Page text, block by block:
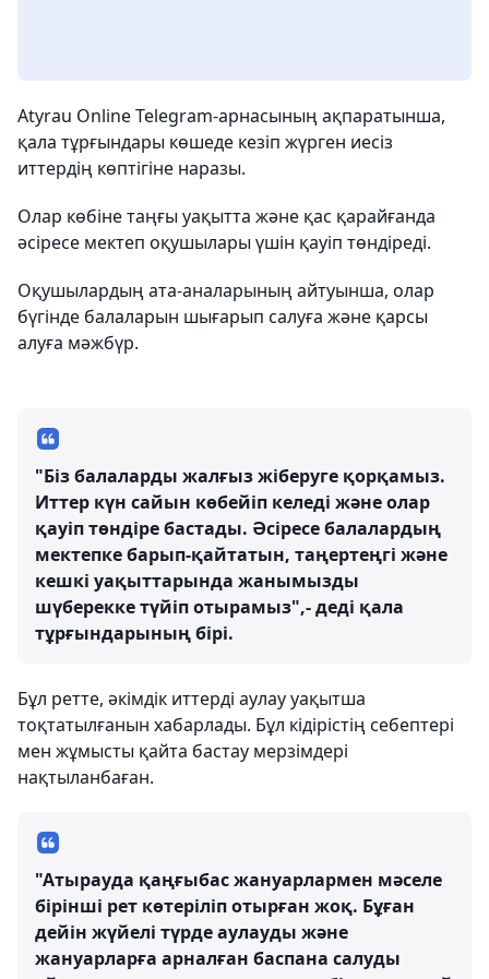
Atyrau Online Telegram-арнасының ақпаратынша,
қала тұрғындары көшеде кезіп жүрген иесіз
иттердің көптігіне наразы.
Олар көбіне таңғы уақытта және қас қарайғанда
әсіресе мектеп оқушылары үшін қауіп төндіреді.
Оқушылардың ата-аналарының айтуынша, олар
бүгінде балаларын шығарып салуға және қарсы
алуға мәжбүр.
"Біз балаларды жалғыз жіберуге қорқамыз.
Иттер күн сайын көбейіп келеді және олар
қауіп төндіре бастады. Әсіресе балалардың
мектепке барып-қайтатын, таңертеңгі және
кешкі уақыттарында жанымызды
шүберекке түйіп отырамыз",- деді қала
тұрғындарының бірі.
Бұл ретте, әкімдік иттерді аулау уақытша
тоқтатылғанын хабарлады. Бұл кідірістің себептері
мен жұмысты қайта бастау мерзімдері
нақтыланбаған.
"Атырауда қаңғыбас жануарлармен мәселе
бірінші рет көтеріліп отырған жоқ. Бұған
дейін жүйелі түрде аулауды және
жануарларға арналған баспана салуды